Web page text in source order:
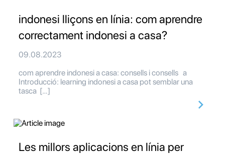
indonesi lliçons en línia: com aprendre
correctament indonesi a casa?
09.08.2023
com aprendre indonesi a casa: consells i consells a
Introducció: learning indonesi a casa pot semblar una
tasca […]
Les millors aplicacions en línia per